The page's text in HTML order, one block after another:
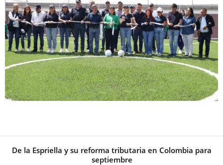
De la Espriella y su reforma tributaria en Colombia para
septiembre